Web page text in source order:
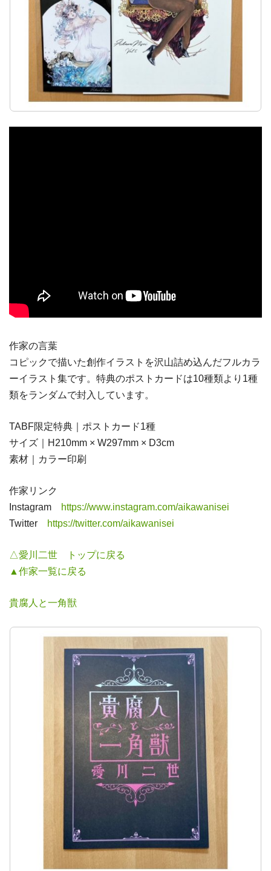
作家の言葉
コピックで描いた創作イラストを沢山詰め込んだフルカラ
ーイラスト集です。特典のポストカードは10種類より1種
類をランダムで封入しています。
TABF限定特典｜ポストカード1種
サイズ｜H210mm × W297mm × D3cm
素材｜カラー印刷
作家リンク
Instagram
https://www.instagram.com/aikawanisei
Twitter
https://twitter.com/aikawanisei
△愛川二世 トップに戻る
▲作家一覧に戻る
貴腐人と一角獣